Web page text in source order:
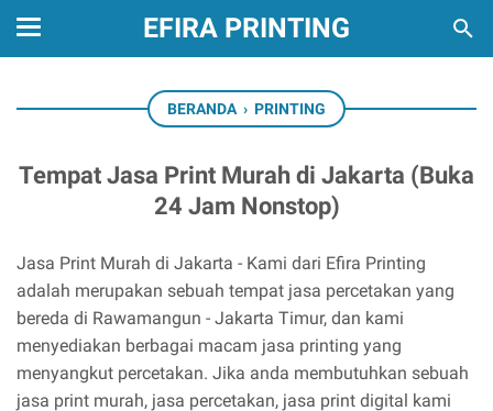
EFIRA PRINTING
BERANDA › PRINTING
Tempat Jasa Print Murah di Jakarta (Buka
24 Jam Nonstop)
Jasa Print Murah di Jakarta - Kami dari Efira Printing
adalah merupakan sebuah tempat jasa percetakan yang
bereda di Rawamangun - Jakarta Timur, dan kami
menyediakan berbagai macam jasa printing yang
menyangkut percetakan. Jika anda membutuhkan sebuah
jasa print murah, jasa percetakan, jasa print digital kami